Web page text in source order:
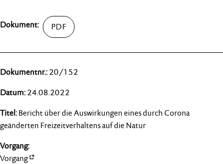
20/152
24.08.2022
Bericht über die Auswirkungen eines durch Corona
geänderten Freizeitverhaltens auf die Natur
Vorgang